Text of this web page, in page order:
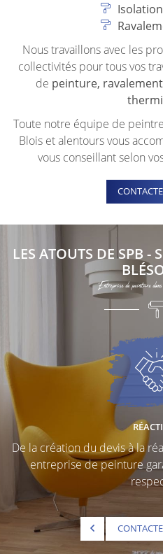
Nous travaillons avec les
collectivités pour tous vos
de peinture,
Toute notre équipe de
Blois et alentours vous
vous conseillant selon
LES ATOUTS DE SPB -
Entreprise de peinture
De la création du devis à la
entreprise de peinture